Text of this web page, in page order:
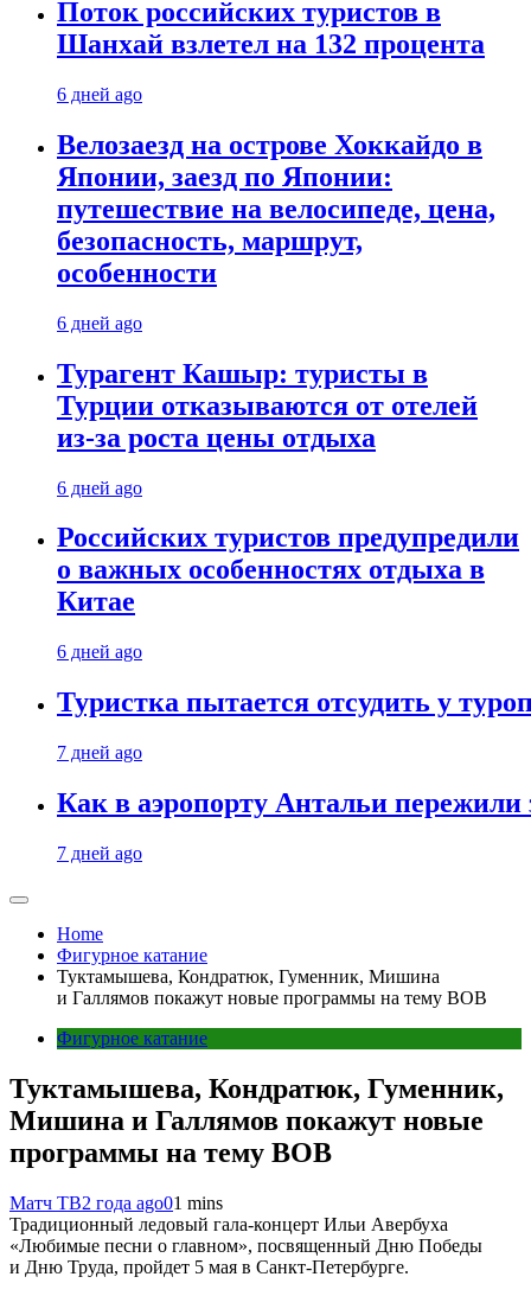
Поток российских туристов в
Шанхай взлетел на 132 процента
6 дней ago
Велозаезд на острове Хоккайдо в
Японии, заезд по Японии:
путешествие на велосипеде, цена,
безопасность, маршрут,
особенности
6 дней ago
Турагент Кашыр: туристы в
Турции отказываются от отелей
из-за роста цены отдыха
6 дней ago
Российских туристов предупредили
о важных особенностях отдыха в
Китае
6 дней ago
Туристка пытается отсудить у
7 дней ago
Как в аэропорту Антальи
7 дней ago
Home
Фигурное катание
Туктамышева, Кондратюк, Гуменник, Мишина
и Галлямов покажут новые программы на тему ВОВ
Фигурное катание
Туктамышева, Кондратюк, Гуменник,
Мишина и Галлямов покажут новые
программы на тему ВОВ
Матч ТВ2 года ago01 mins
Традиционный ледовый гала‑концерт Ильи Авербуха
«Любимые песни о главном», посвященный Дню Победы
и Дню Труда, пройдет 5 мая в Санкт‑Петербурге.